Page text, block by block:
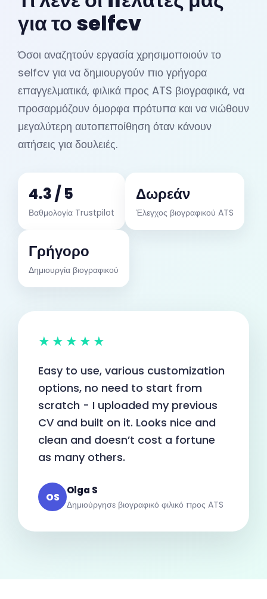
για το selfcv
Όσοι αναζητούν εργασία χρησιμοποιούν το
selfcv για να δημιουργούν πιο γρήγορα
επαγγελματικά, φιλικά προς ATS βιογραφικά, να
προσαρμόζουν όμορφα πρότυπα και να νιώθουν
μεγαλύτερη αυτοπεποίθηση όταν κάνουν
αιτήσεις για δουλειές.
4.3 / 5
Βαθμολογία Trustpilot
Δωρεάν
Έλεγχος βιογραφικού ATS
Γρήγορο
Δημιουργία βιογραφικού
★★★★★
Easy to use, various customization
options, no need to start from
scratch - I uploaded my previous
CV and built on it. Looks nice and
clean and doesn’t cost a fortune
as many others.
OS
Olga S
Δημιούργησε βιογραφικό φιλικό προς ATS